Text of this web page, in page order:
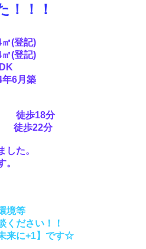
！！！
記)
登記)
月築
徒歩18分
歩22分
した。
。
境等
ください！！
来に+1】です☆